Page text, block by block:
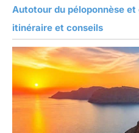
Autotour du péloponnèse
itinéraire et conseils